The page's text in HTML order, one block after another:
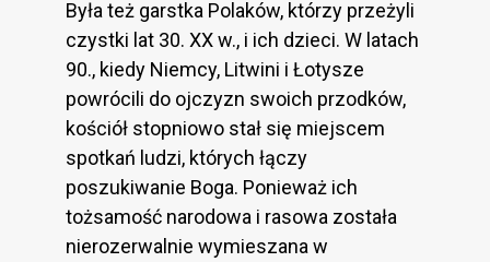
Była też garstka Polaków, którzy przeżyli
czystki lat 30. XX w., i ich dzieci. W latach
90., kiedy Niemcy, Litwini i Łotysze
powrócili do ojczyzn swoich przodków,
kościół stopniowo stał się miejscem
spotkań ludzi, których łączy
poszukiwanie Boga. Ponieważ ich
tożsamość narodowa i rasowa została
nierozerwalnie wymieszana w